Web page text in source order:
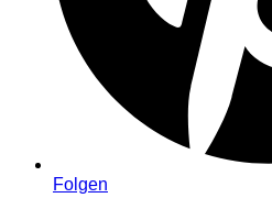
Folgen